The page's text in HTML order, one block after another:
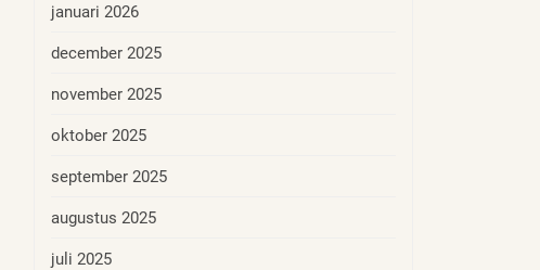
januari 2026
december 2025
november 2025
oktober 2025
september 2025
augustus 2025
juli 2025